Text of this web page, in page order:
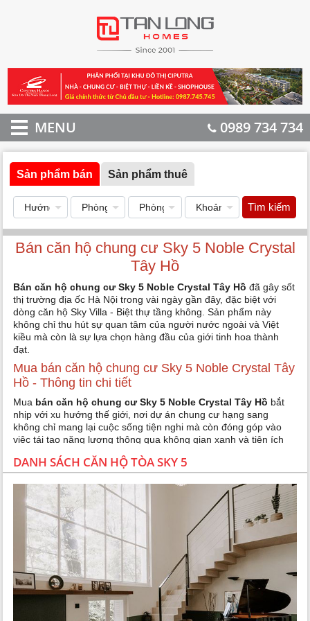
MENU 0989 734 734
Sản phẩm bán Sản phẩm thuê
Tìm kiếm
Bán căn hộ chung cư Sky 5 Noble Crystal
Tây Hồ
Bán căn hộ chung cư Sky 5 Noble Crystal Tây Hồđã gây sốt
thị trường địa ốc Hà Nội trong vài ngày gần đây, đặc biệt với
dòng căn hộ Sky Villa - Biệt thự tầng không. Sản phẩm này
không chỉ thu hút sự quan tâm của người nước ngoài và Việt
kiều mà còn là sự lựa chọn hàng đầu của giới tinh hoa thành
đạt.
Mua bán căn hộ chung cư Sky 5 Noble Crystal Tây
Hồ - Thông tin chi tiết
Mua bán căn hộ chung cư Sky 5 Noble Crystal Tây Hồ bắt
nhịp với xu hướng thế giới, nơi dự án chung cư hạng sang
không chỉ mang lại cuộc sống tiện nghi mà còn đóng góp vào
việc tái tạo năng lượng thông qua không gian xanh và tiện ích
ở tầng cao, đảm bảo tầm nhìn đắt giá và mật độ căn hộ thấp
trên mỗi tầng, tạo ra sự hiếm có và độc đáo.
- Nổi bật là mọi căn hộ đều có ban công rộng và cửa sổ làm từ kính
DANH SÁCH CĂN HỘ TÒA SKY 5